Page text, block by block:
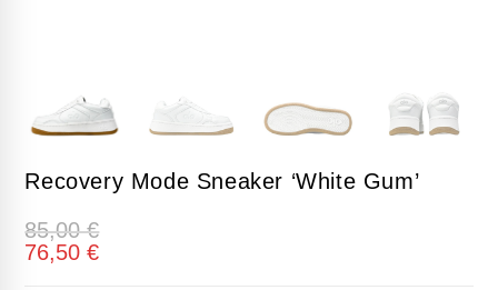
Recovery Mode Sneaker ‘White Gum’
85,00€
76,50€